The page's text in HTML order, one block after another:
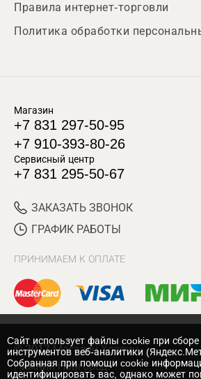
Правила интернет-торговли
Политика обработки
Магазин
+7 831 297-50-95
+7 910-393-80-26
Сервисный центр
+7 831 295-50-67
ЗАКАЗАТЬ ЗВОНОК
ГРАФИК РАБОТЫ
ПРИНИМАЕМ К ОПЛАТЕ
© 2017 Магазин Хозяин
Нижний Новгород
Cайт использует файлы cookie при
инструментов веб-аналитики
Собранная при помощи cookie
идентифицировать вас, однако может